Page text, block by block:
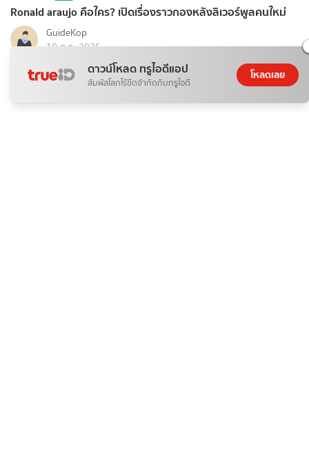
Ronald araujo คือใคร? เปิดเรื่องราวกองหลังลิเวอร์พูลคนใหม่
GuideKop
10 ส.ค. 2026
ดาวน์โหลด ทรูไอดีแอป
สัมผัสโลกไร้ขีดจำกัดกับทรูไอดี
โหลดเลย